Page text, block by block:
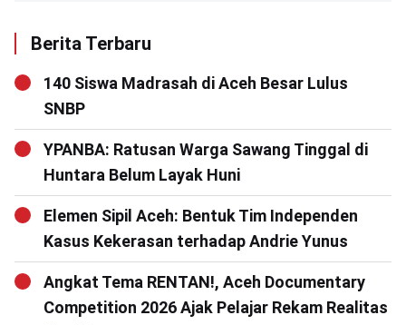
Berita Terbaru
140 Siswa Madrasah di Aceh Besar Lulus
SNBP
YPANBA: Ratusan Warga Sawang Tinggal di
Huntara Belum Layak Huni
Elemen Sipil Aceh: Bentuk Tim Independen
Kasus Kekerasan terhadap Andrie Yunus
Angkat Tema RENTAN!, Aceh Documentary
Competition 2026 Ajak Pelajar Rekam Realitas